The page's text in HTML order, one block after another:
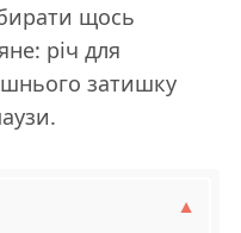
щось
річ для
затишку